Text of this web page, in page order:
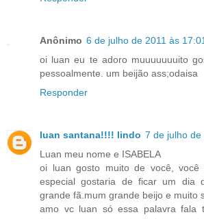
Anônimo 6 de julho de 2011 às 17:01
oi luan eu te adoro muuuuuuuito
pessoalmente. um beijão ass;odaisa
Responder
luan santana!!!! lindo 7 de julho de
Luan meu nome e ISABELA
oi luan gosto muito de você, você
especial gostaria de ficar um dia
grande fã.mum grande beijo e muito
amo vc luan só essa palavra fala